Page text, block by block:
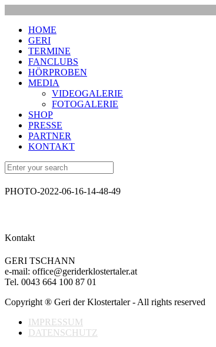
HOME
GERI
TERMINE
FANCLUBS
HÖRPROBEN
MEDIA
VIDEOGALERIE
FOTOGALERIE
SHOP
PRESSE
PARTNER
KONTAKT
PHOTO-2022-06-16-14-48-49
Kontakt
GERI TSCHANN
e-mail: office@geriderklostertaler.at
Tel. 0043 664 100 87 01
Copyright ® Geri der Klostertaler - All rights reserved
IMPRESSUM
DATENSCHUTZ